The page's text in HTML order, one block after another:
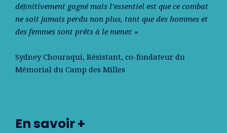
déﬁnitivement gagné mais l’essentiel est que ce combat
ne soit jamais perdu non plus, tant que des hommes et
des femmes sont prêts à le mener. »
Sydney Chouraqui, Résistant, co-fondateur du
Mémorial du Camp des Milles
En savoir +